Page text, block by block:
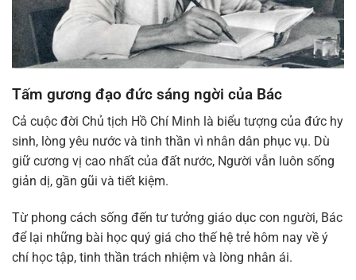
Tấm gương đạo đức sáng ngời của Bác
Cả cuộc đời Chủ tịch Hồ Chí Minh là biểu tượng của đức hy
sinh, lòng yêu nước và tinh thần vì nhân dân phục vụ. Dù
giữ cương vị cao nhất của đất nước, Người vẫn luôn sống
giản dị, gần gũi và tiết kiệm.
Từ phong cách sống đến tư tưởng giáo dục con người, Bác
để lại những bài học quý giá cho thế hệ trẻ hôm nay về ý
chí học tập, tinh thần trách nhiệm và lòng nhân ái.